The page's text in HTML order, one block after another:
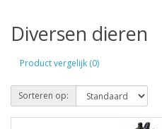
Diversen dieren
Product vergelijk (0)
Sorteren op: